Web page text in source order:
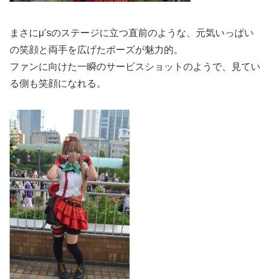
まさにμ’sのステージに立つ直前のような、元気いっぱい
の笑顔と両手を広げたポーズが魅力的。
ファンに向けた一瞬のサービスショットのようで、見てい
る側も笑顔になれる。